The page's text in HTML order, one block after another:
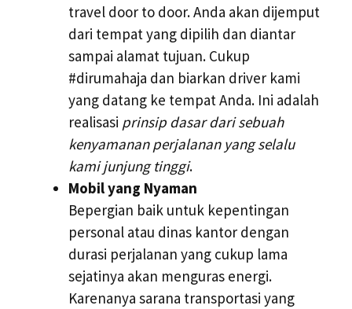
travel door to door. Anda akan dijemput
dari tempat yang dipilih dan diantar
sampai alamat tujuan. Cukup
#dirumahaja dan biarkan driver kami
yang datang ke tempat Anda. Ini adalah
realisasi prinsip dasar dari sebuah
kenyamanan perjalanan yang selalu
kami junjung tinggi.
Mobil yang Nyaman
Bepergian baik untuk kepentingan
personal atau dinas kantor dengan
durasi perjalanan yang cukup lama
sejatinya akan menguras energi.
Karenanya sarana transportasi yang